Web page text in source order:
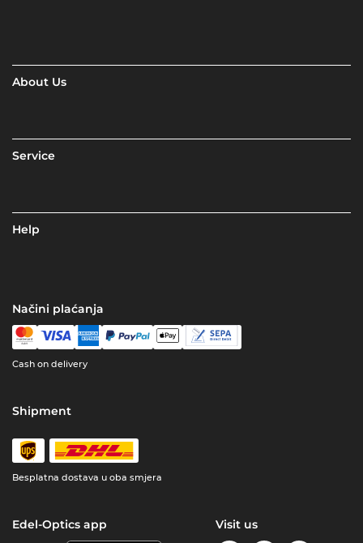
About Us
Service
Help
Načini plaćanja
Cash on delivery
Shipment
Besplatna dostava u oba smjera
Edel-Optics app Visit us